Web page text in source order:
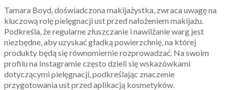
Tamara Boyd, doświadczona makijażystka, zwraca uwagę na
kluczową rolę pielęgnacji ust przed nałożeniem makijażu.
Podkreśla, że regularne złuszczanie i nawilżanie warg jest
niezbędne, aby uzyskać gładką powierzchnię, na której
produkty będą się równomiernie rozprowadzać. Na swoim
profilu na Instagramie często dzieli się wskazówkami
dotyczącymi pielęgnacji, podkreślając znaczenie
przygotowania ust przed aplikacją kosmetyków.